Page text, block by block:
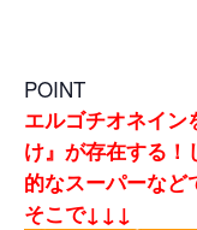
POINT
エルゴチオネイン
け』が存在する！
的なスーパーなど
そこで↓↓↓